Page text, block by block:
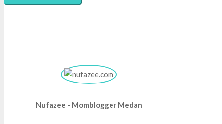
Nufazee - Momblogger Medan